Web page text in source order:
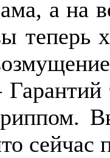
а на
теперь
Гарантий
сейчас